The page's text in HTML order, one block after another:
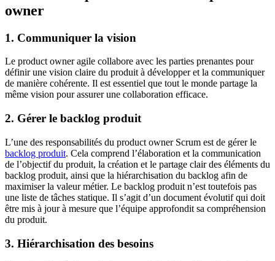
owner
1. Communiquer la vision
Le product owner agile collabore avec les parties prenantes pour
définir une vision claire du produit à développer et la communiquer
de manière cohérente. Il est essentiel que tout le monde partage la
même vision pour assurer une collaboration efficace.
2. Gérer le backlog produit
L’une des responsabilités du product owner Scrum est de gérer le
backlog produit. Cela comprend l’élaboration et la communication
de l’objectif du produit, la création et le partage clair des éléments du
backlog produit, ainsi que la hiérarchisation du backlog afin de
maximiser la valeur métier. Le backlog produit n’est toutefois pas
une liste de tâches statique. Il s’agit d’un document évolutif qui doit
être mis à jour à mesure que l’équipe approfondit sa compréhension
du produit.
3. Hiérarchisation des besoins